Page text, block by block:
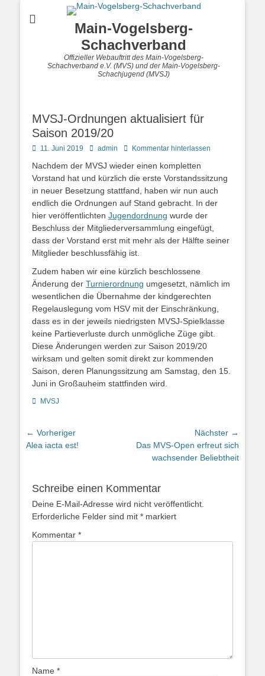
Main-Vogelsberg-
Schachverband
Offizieller Webauftritt des Main-Vogelsberg-
Schachverband e.V. (MVS) und der Main-Vogelsberg-
Schachjugend (MVSJ)
MVSJ-Ordnungen aktualisiert für
Saison 2019/20
Posted
11. Juni 2019 Autoradmin Kommentar hinterlassen
Nachdem der MVSJ wieder einen kompletten
Vorstand hat und kürzlich die erste Vorstandssitzung
in neuer Besetzung stattfand, haben wir nun auch
endlich die Ordnungen auf Stand gebracht. In der
hier veröffentlichten Jugendordnung wurde der
Beschluss der Mitgliederversammlung eingefügt,
dass der Vorstand erst mit mehr als der Hälfte seiner
Mitglieder beschlussfähig ist.
Zudem haben wir eine kürzlich beschlossene
Änderung der Turnierordnung umgesetzt, nämlich im
wesentlichen die Übernahme der kindgerechten
Regelauslegung vom HSV mit der Einschränkung,
dass es in der jeweils niedrigsten MVSJ-Spielklasse
keine Partieverluste durch unmögliche Züge gibt.
Diese Änderungen werden zur Saison 2019/20
wirksam und gelten somit direkt zur kommenden
Saison, deren Planungssitzung am Samstag, den 15.
Juni in Großauheim stattfinden wird.
Kategorien
MVSJ
Beitragsnavigation
← Vorheriger
Vorheriger
Alea iacta est!
Nächster →
Nächster
Beitrag:
Das MVS-Open erfreut sich
wachsender Beliebtheit
Schreibe einen Kommentar
Deine E-Mail-Adresse wird nicht veröffentlicht.
Erforderliche Felder sind mit * markiert
Kommentar *
Name *